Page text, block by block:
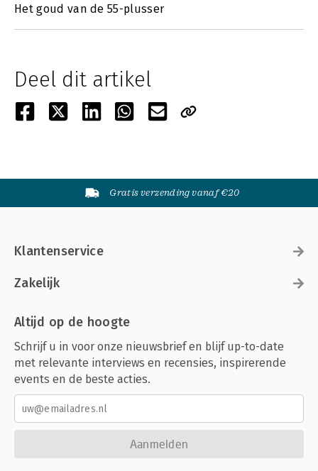
Het goud van de 55-plusser
Deel dit artikel
Gratis verzending vanaf €20
Klantenservice
Zakelijk
Altijd op de hoogte
Schrijf u in voor onze nieuwsbrief en blijf up-to-date
met relevante interviews en recensies, inspirerende
events en de beste acties.
Aanmelden